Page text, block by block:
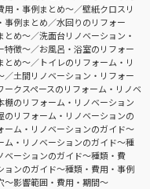
用・事例まとめ〜
壁紙クロスリ
事例まとめ
水回りのリフォー
とめ〜
洗面台リノベーション・
特徴〜
お風呂・浴室のリフォー
とめ〜
トイレのリフォーム・リ
土間リノベーション・リフォー
ークスペースのリフォーム・リノベ
棚のリフォーム・リノベーション
のリフォーム・リノベーションの
ーム・リノベーションのガイド〜
ム・リノベーションのガイド〜種
ベーションのガイド〜種類・費
ンのガイド〜種類・費用・事例
～影響範囲・費用・期間～